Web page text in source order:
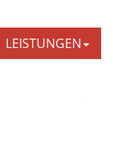
LEISTUNGEN